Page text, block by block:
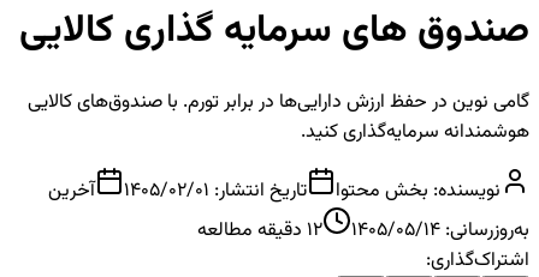
صندوق های سرمایه گذاری کالایی
گامی نوین در حفظ ارزش دارایی‌ها در برابر تورم. با صندوق‌های کالایی
هوشمندانه سرمایه‌گذاری کنید.
نویسنده: بخش محتوا تاریخ انتشار: 1405/02/01
آخرین
به‌روزرسانی: 1405/05/14
12 دقیقه مطالعه
اشتراک‌گذاری: